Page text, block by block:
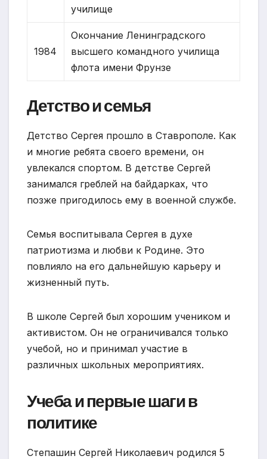
училище
1984
Окончание Ленинградского
высшего командного училища
флота имени Фрунзе
Детство и семья
Детство Сергея прошло в Ставрополе. Как
и многие ребята своего времени, он
увлекался спортом. В детстве Сергей
занимался греблей на байдарках, что
позже пригодилось ему в военной службе.
Семья воспитывала Сергея в духе
патриотизма и любви к Родине. Это
повлияло на его дальнейшую карьеру и
жизненный путь.
В школе Сергей был хорошим учеником и
активистом. Он не ограничивался только
учебой, но и принимал участие в
различных школьных мероприятиях.
Учеба и первые шаги в
политике
Степашин Сергей Николаевич родился 5